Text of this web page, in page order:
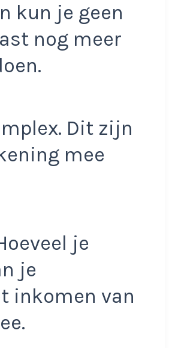
kun je geen
nog meer
Dit zijn
mee
je
je
inkomen van